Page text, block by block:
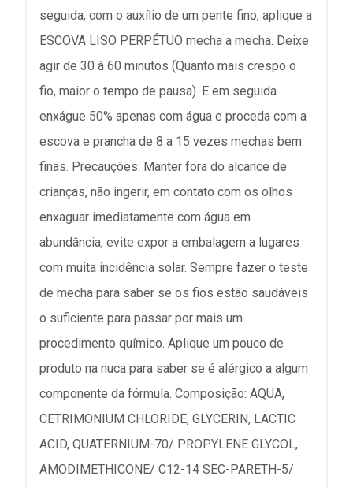
seguida, com o auxílio de um pente fino, aplique a
ESCOVA LISO PERPÉTUO mecha a mecha. Deixe
agir de 30 à 60 minutos (Quanto mais crespo o
fio, maior o tempo de pausa). E em seguida
enxágue 50% apenas com água e proceda com a
escova e prancha de 8 a 15 vezes mechas bem
finas. Precauções: Manter fora do alcance de
crianças, não ingerir, em contato com os olhos
enxaguar imediatamente com água em
abundância, evite expor a embalagem a lugares
com muita incidência solar. Sempre fazer o teste
de mecha para saber se os fios estão saudáveis
o suficiente para passar por mais um
procedimento químico. Aplique um pouco de
produto na nuca para saber se é alérgico a algum
componente da fórmula. Composição: AQUA,
CETRIMONIUM CHLORIDE, GLYCERIN, LACTIC
ACID, QUATERNIUM-70/ PROPYLENE GLYCOL,
AMODIMETHICONE/ C12-14 SEC-PARETH-5/